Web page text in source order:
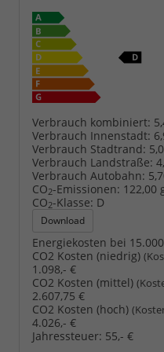
Verbrauch kombiniert:
Verbrauch Innenstadt:
Verbrauch Stadtrand:
Verbrauch Landstraße:
Verbrauch Autobahn:
CO2-Emissionen: 122,00
CO2-Klasse: D
Download
Energiekosten bei
CO2 Kosten (niedrig)
1.098,- €
CO2 Kosten (mittel)
2.607,75 €
CO2 Kosten (hoch)
4.026,- €
Jahressteuer: 55,- €